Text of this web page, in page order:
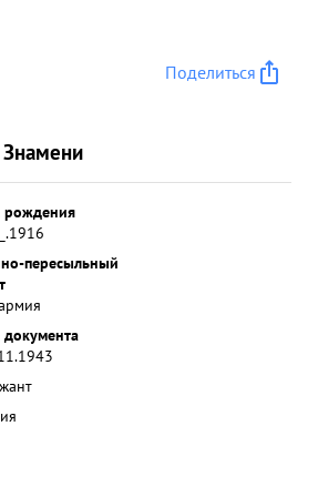
Поделиться
рождения
пересыльный
документа